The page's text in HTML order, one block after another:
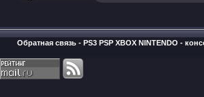
Обратная связь - PS3 PSP XBOX NINTENDO -